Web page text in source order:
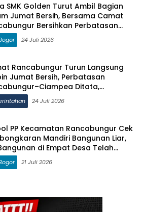
SMK Golden Turut Ambil Bagian
Jumat Bersih, Bersama Camat
Bersihkan Perbatasan
24 Juli 2026
Rancabungur Turun Langsung
Jumat Bersih, Perbatasan
Ditata,
Akan Dicat Merah Putih
24 Juli 2026
PP Kecamatan Rancabungur Cek
Mandiri Bangunan Liar,
di Empat Desa Telah
21 Juli 2026